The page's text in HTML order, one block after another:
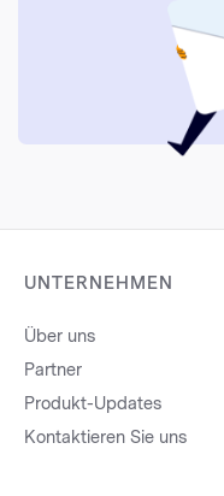
UNTERNEHMEN
Über uns
Partner
Produkt-Updates
Kontaktieren Sie uns